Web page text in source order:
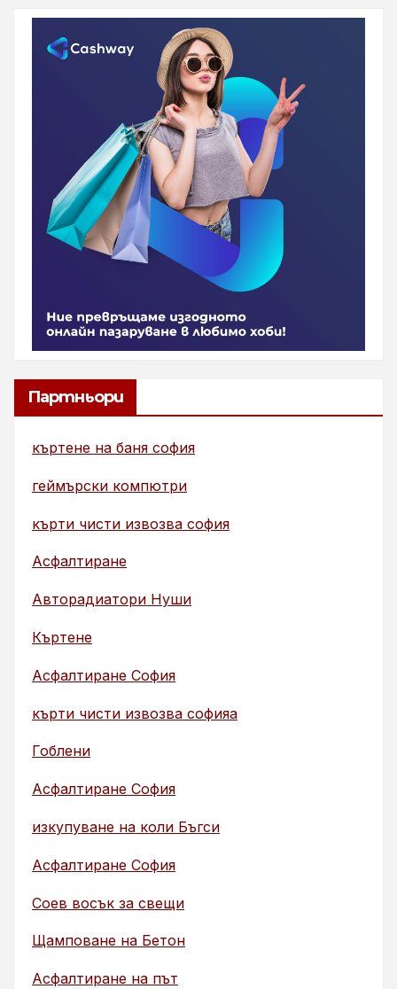
Партньори
къртене на баня софия
геймърски компютри
кърти чисти извозва софия
Асфалтиране
Авторадиатори Нуши
Къртене
Асфалтиране София
кърти чисти извозва софияа
Гоблени
Асфалтиране София
изкупуване на коли Бъгси
Асфалтиране София
Соев восък за свещи
Щамповане на Бетон
Асфалтиране на път